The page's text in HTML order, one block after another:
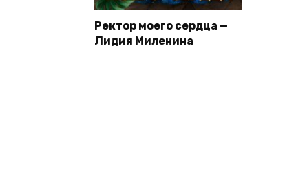
Ректор моего сердца —
Лидия Миленина